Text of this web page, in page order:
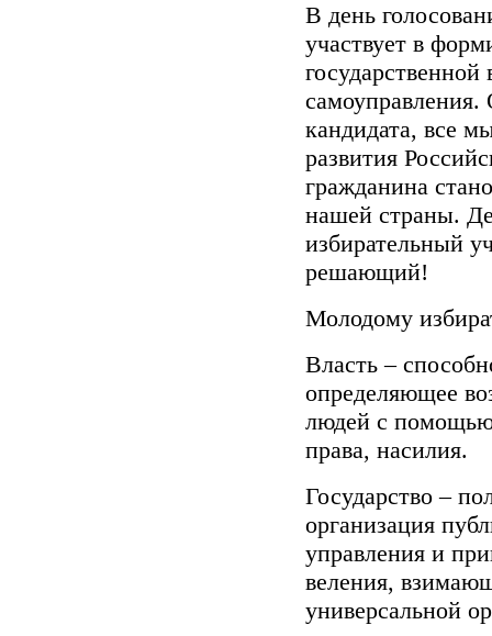
В день
участвует в
государственной
самоуправления.
кандидата, все
развития
гражданина
нашей страны.
избирательный
решающий!
Молодому
Власть –
определяющее
людей с помощью
права, насилия.
Государство –
организация
управления и
веления,
универсальной